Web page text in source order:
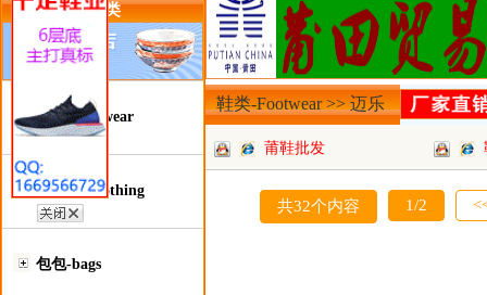
类目详细分类
鞋类-Footwear
服装类-Clothing
包包-bags
鞋类-Footwear >> 迈乐
莆鞋批发
共32个内容 1/2